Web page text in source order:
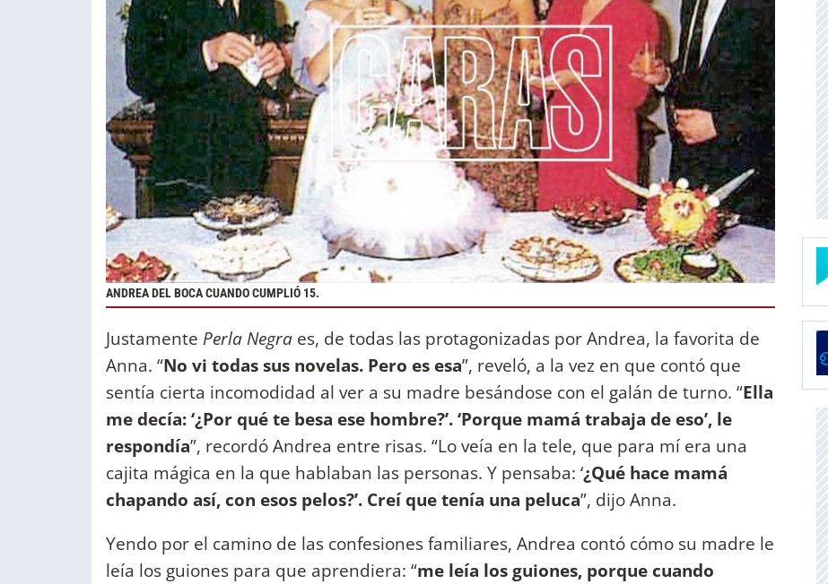
ANDREA DEL BOCA CUANDO CUMPLIÓ 15.
Justamente Perla Negra es, de todas las protagonizadas por Andrea, la favorita de
Anna. “No vi todas sus novelas. Pero es esa”, reveló, a la vez en que contó que
sentía cierta incomodidad al ver a su madre besándose con el galán de turno. “Ella
me decía: ‘¿Por qué te besa ese hombre?’. ‘Porque mamá trabaja de eso’, le
respondía”, recordó Andrea entre risas. “Lo veía en la tele, que para mí era una
cajita mágica en la que hablaban las personas. Y pensaba: ‘¿Qué hace mamá
chapando así, con esos pelos?’. Creí que tenía una peluca”, dijo Anna.
Yendo por el camino de las confesiones familiares, Andrea contó cómo su madre le
leía los guiones para que aprendiera: “me leía los guiones, porque cuando